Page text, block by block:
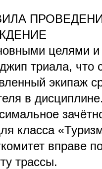
целями и
триала, что
экипаж
в
класса
вправе
трассы.